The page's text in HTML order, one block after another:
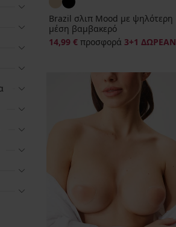
Brazil σλιπ Mood με ψηλότερη
μέση βαμβακερό
14,99 € προσφορά 3+1 ΔΩΡΕΑΝ